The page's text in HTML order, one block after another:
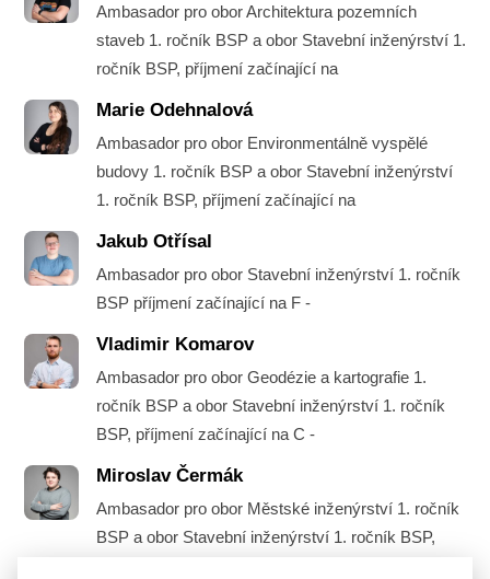
Ambasador pro obor Architektura pozemních
staveb 1. ročník BSP a obor Stavební inženýrství 1.
ročník BSP, příjmení začínající na
Marie Odehnalová
Ambasador pro obor Environmentálně vyspělé
budovy 1. ročník BSP a obor Stavební inženýrství
1. ročník BSP, příjmení začínající na
Jakub Otřísal
Ambasador pro obor Stavební inženýrství 1. ročník
BSP příjmení začínající na F -
Vladimir Komarov
Ambasador pro obor Geodézie a kartografie 1.
ročník BSP a obor Stavební inženýrství 1. ročník
BSP, příjmení začínající na C -
Miroslav Čermák
Ambasador pro obor Městské inženýrství 1. ročník
BSP a obor Stavební inženýrství 1. ročník BSP,